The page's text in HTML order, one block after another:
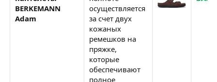
BERKEMANN
Adam
осуществляется
за счет двух
кожаных
ремешков на
пряжке,
которые
обеспечивают
полное